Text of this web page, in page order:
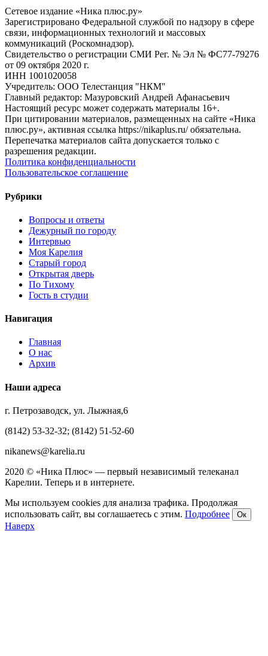
Сетевое издание «Ника плюс.ру»
Зарегистрировано Федеральной службой по надзору в сфере
связи, информационных технологий и массовых
коммуникаций (Роскомнадзор).
Свидетельство о регистрации СМИ Рег. № Эл № ФС77-79276
от 09 октября 2020 г.
ИНН 1001020058
Учредитель: ООО Телестанция "НКМ"
Главный редактор: Мазуровский Андрей Афанасьевич
Настоящий ресурс может содержать материалы 16+.
При цитировании материалов, размещенных на сайте «Ника
плюс.ру», активная ссылка https://nikaplus.ru/ обязательна.
Перепечатка материалов сайта допускается только с
разрешения редакции.
Политика конфиденциальности
Пользовательское соглашение
Рубрики
Вопросы и ответы
Дежурный по городу
Интервью
Моя Карелия
Старый город
Открытая дверь
По Тихому
Гость в студии
Навигация
Главная
О нас
Архив
Наши адреса
г. Петрозаводск, ул. Лыжная,6
(8142) 53-32-32; (8142) 51-52-60
nikanews@karelia.ru
2020 © «Ника Плюс» — первый независимый телеканал
Карелии. Теперь и в интернете.
Мы используем cookies для анализа трафика. Продолжая
использовать сайт, вы соглашаетесь с этим. Подробнее Ок
Наверх